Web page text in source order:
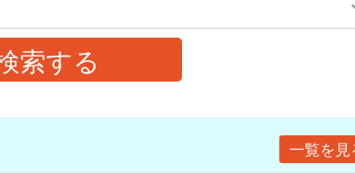
一覧を見